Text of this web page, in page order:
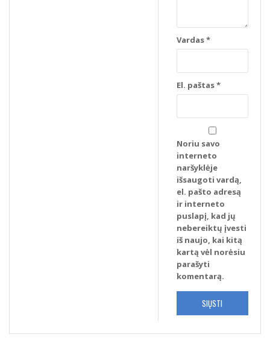
Vardas*
El. paštas*
Noriu savo
interneto
naršyklėje
išsaugoti vardą,
el. pašto adresą
ir interneto
puslapį, kad jų
nebereiktų įvesti
iš naujo, kai kitą
kartą vėl norėsiu
parašyti
komentarą.